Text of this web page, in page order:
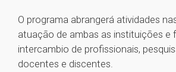
O programa abrangerá atividades
atuação de ambas as instituições e
intercambio de profissionais,
docentes e discentes.